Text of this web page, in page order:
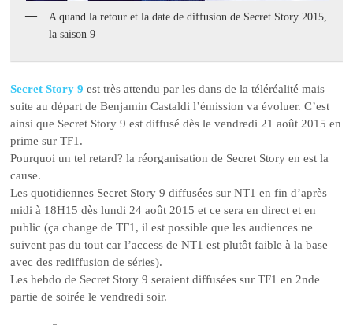
A quand la retour et la date de diffusion de Secret Story 2015,
la saison 9
Secret Story 9 est très attendu par les dans de la téléréalité mais
suite au départ de Benjamin Castaldi l’émission va évoluer. C’est
ainsi que Secret Story 9 est diffusé dès le vendredi 21 août 2015 en
prime sur TF1.
Pourquoi un tel retard? la réorganisation de Secret Story en est la
cause.
Les quotidiennes Secret Story 9 diffusées sur NT1 en fin d’après
midi à 18H15 dès lundi 24 août 2015 et ce sera en direct et en
public (ça change de TF1, il est possible que les audiences ne
suivent pas du tout car l’access de NT1 est plutôt faible à la base
avec des rediffusion de séries).
Les hebdo de Secret Story 9 seraient diffusées sur TF1 en 2nde
partie de soirée le vendredi soir.